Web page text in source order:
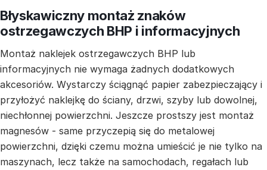
Błyskawiczny montaż znaków
ostrzegawczych BHP i informacyjnych
Montaż naklejek ostrzegawczych BHP lub
informacyjnych nie wymaga żadnych dodatkowych
akcesoriów. Wystarczy ściągnąć papier zabezpieczający i
przyłożyć naklejkę do ściany, drzwi, szyby lub dowolnej,
niechłonnej powierzchni. Jeszcze prostszy jest montaż
magnesów - same przyczepią się do metalowej
powierzchni, dzięki czemu można umieścić je nie tylko na
maszynach, lecz także na samochodach, regałach lub